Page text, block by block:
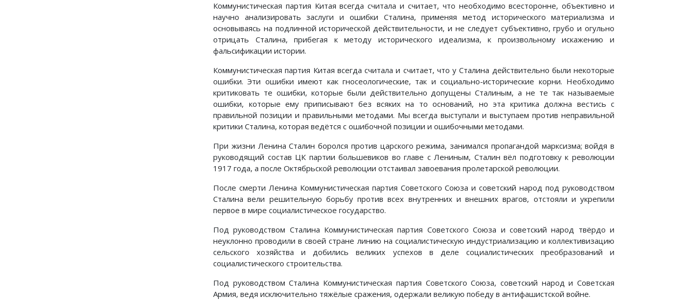
Коммунистическая партия Китая всегда считала и считает, что необходимо всесторонне, объективно и
научно анализировать заслуги и ошибки Сталина, применяя метод исторического материализма и
основываясь на подлинной исторической действительности, и не следует субъективно, грубо и огульно
отрицать Сталина, прибегая к методу исторического идеализма, к произвольному искажению и
фальсификации истории.
Коммунистическая партия Китая всегда считала и считает, что у Сталина действительно были некоторые
ошибки. Эти ошибки имеют как гносеологические, так и социально-исторические корни. Необходимо
критиковать те ошибки, которые были действительно допущены Сталиным, а не те так называемые
ошибки, которые ему приписывают без всяких на то оснований, но эта критика должна вестись с
правильной позиции и правильными методами. Мы всегда выступали и выступаем против неправильной
критики Сталина, которая ведётся с ошибочной позиции и ошибочными методами.
При жизни Ленина Сталин боролся против царского режима, занимался пропагандой марксизма; войдя в
руководящий состав ЦК партии большевиков во главе с Лениным, Сталин вёл подготовку к революции
1917 года, а после Октябрьской революции отстаивал завоевания пролетарской революции.
После смерти Ленина Коммунистическая партия Советского Союза и советский народ под руководством
Сталина вели решительную борьбу против всех внутренних и внешних врагов, отстояли и укрепили
первое в мире социалистическое государство.
Под руководством Сталина Коммунистическая партия Советского Союза и советский народ твёрдо и
неуклонно проводили в своей стране линию на социалистическую индустриализацию и коллективизацию
сельского хозяйства и добились великих успехов в деле социалистических преобразований и
социалистического строительства.
Под руководством Сталина Коммунистическая партия Советского Союза, советский народ и Советская
Армия, ведя исключительно тяжёлые сражения, одержали великую победу в антифашистской войне.